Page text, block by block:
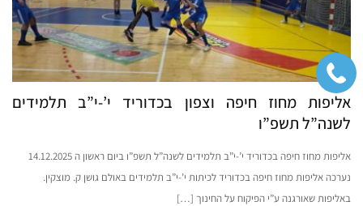
אליפות מחוז חיפה וצפון בכדוריד י’-י”ב תלמידים
לשנה”ל תשפ”ו
אליפות מחוז חיפה בכדוריד י’-י”ב תלמידים לשנה”ל תשפ”ו ביום ראשון ה 14.12.2025
נערכה אליפות מחוז חיפה בכדוריד לכיתות י’-י”ב תלמידים באולם גושן ק. מוצקין.
באליפות שאורגנה ע”י הפיקוח על החינוך […]